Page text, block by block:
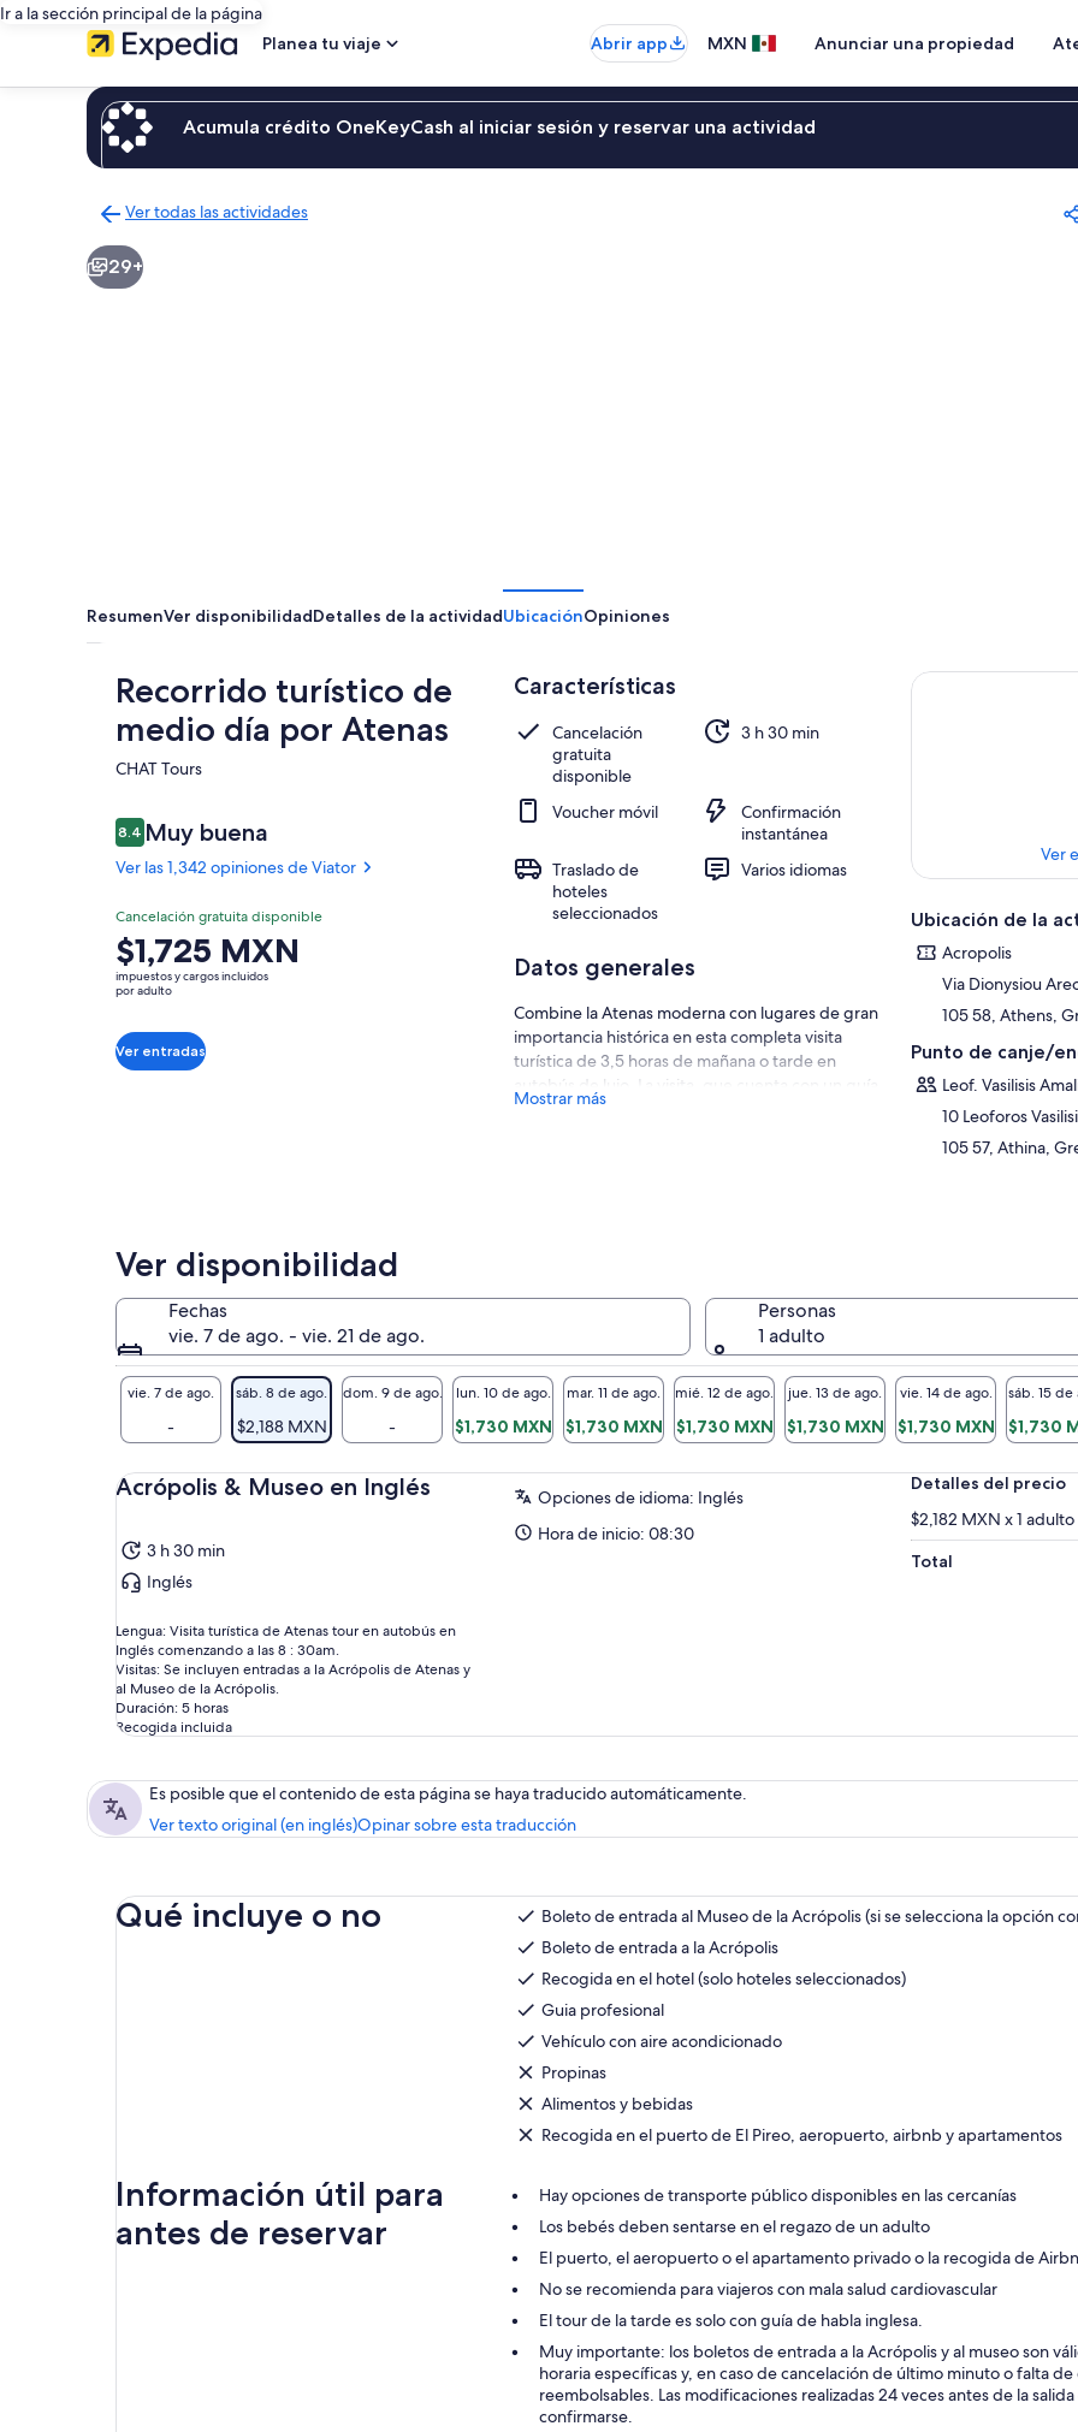
Ir a la sección principal de la página
Planea tu viaje
Abrir app MXN Anunciar una propiedad
Acumula crédito OneKeyCash al iniciar sesión y reservar una actividad
Ver todas las actividades
a
la
29+
ResumenVer disponibilidadDetalles de la actividadUbicaciónOpiniones
Recorrido turístico de
medio día por Atenas
CHAT Tours​
Opiniones
8.48.4 de 10,
Muy buena
Ver las 1,342 opiniones de Viator
8.48.4 de 10
Muy
buena
Ver las
opiniones
de Viator
Cancelación gratuita disponible
El
precio
es
$1,725 MXN.
por
$1,725 MXN
impuestos y cargos incluidos
por adulto
Ver entradas
Características
Cancelación
gratuita
disponible
3 h 30 min
Voucher móvil
Confirmación
instantánea
Traslado de
hoteles
seleccionados
Varios idiomas
Datos generales
Combine la Atenas moderna con lugares de gran
importancia histórica en esta completa visita
turística de 3,5 horas de mañana o tarde en
autobús de lujo. La visita, que cuenta con un guía
experto para explicarle las mayores atracciones
incluye la entrada al Museo de la Acrópolis.
Mostrar más
Ver
Ubicación de la
Acropolis
Via Dionysiou
105 58, Athens,
Punto de canje/
Leof. Vasilisis
10 Leoforos
105 57, Athina,
Ver disponibilidad
Fechas
vie. 7 de ago. - vie. 21 de ago.
Personas
1 adulto
vie. 7 de ago.
-
sáb. 8 de ago.
$2,188 MXN
dom. 9 de ago.
-
lun. 10 de ago.
$1,730 MXN
mar. 11 de ago.
$1,730 MXN
mié. 12 de ago.
$1,730 MXN
jue. 13 de ago.
$1,730 MXN
vie. 14 de ago.
$1,730 MXN
sáb. 15 de
$1,730
Acrópolis & Museo en Inglés
3 h 30 min
Inglés
Lengua: Visita turística de Atenas tour en autobús en
Inglés comenzando a las 8 : 30am.
Visitas: Se incluyen entradas a la Acrópolis de Atenas y
al Museo de la Acrópolis.
Duración: 5 horas
Recogida incluida
Opciones de idioma: Inglés
Hora de inicio: 08:30
Detalles del precio
$2,182 MXN x 1 adulto
Total
Es posible que el contenido de esta página se haya traducido automáticamente.
Ver texto original (en inglés)Opinar sobre esta traducciónSe
nueva
Qué incluye o no
Boleto de entrada al Museo de la Acrópolis (si se selecciona la opción
Boleto de entrada a la Acrópolis
Recogida en el hotel (solo hoteles seleccionados)
Guia profesional
Vehículo con aire acondicionado
Propinas
Alimentos y bebidas
Recogida en el puerto de El Pireo, aeropuerto, airbnb y apartamentos
Información útil para
antes de reservar
Hay opciones de transporte público disponibles en las cercanías
Los bebés deben sentarse en el regazo de un adulto
El puerto, el aeropuerto o el apartamento privado o la recogida de
No se recomienda para viajeros con mala salud cardiovascular
El tour de la tarde es solo con guía de habla inglesa.
Muy importante: los boletos de entrada a la Acrópolis y al museo son
horaria específicas y, en caso de cancelación de último minuto o falta de
reembolsables. Las modificaciones realizadas 24 veces antes de la
confirmarse.